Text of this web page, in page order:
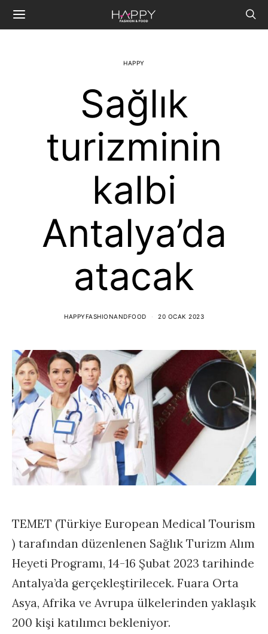
HAPPY
Sağlık
turizminin
kalbi
Antalya’da
atacak
HAPPYFASHIONANDFOOD 20 OCAK 2023
TEMET (Türkiye European Medical Tourism
) tarafından düzenlenen Sağlık Turizm Alım
Heyeti Programı, 14-16 Şubat 2023 tarihinde
Antalya’da gerçekleştirilecek. Fuara Orta
Asya, Afrika ve Avrupa ülkelerinden yaklaşık
200 kişi katılımcı bekleniyor.